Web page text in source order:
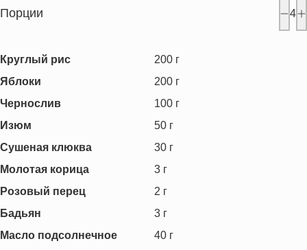
Порции 4
Круглый рис 200 г
Яблоки
200 г
Чернослив
100 г
Изюм
50 г
Сушеная клюква
30 г
Молотая корица
3 г
Розовый перец
2 г
Бадьян
3 г
Масло подсолнечное
40 г